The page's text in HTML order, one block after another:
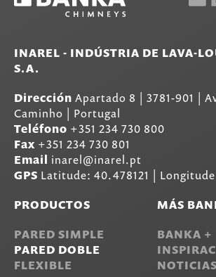
INAREL - INDÚSTRIA DE LAVA-
S.A.
Dirección Apartado 8 3781-901
Caminho | Portugal
Teléfono +351 234 730 800
Fax +351 234 730 801
Email inarel@inarel.pt
GPS Latitude: 40.478121 |
PRODUCTOS
PARED SIMPLE
PARED DOBLE
FLEXIBLE
MÁS
BANKA +
NOTICIAS